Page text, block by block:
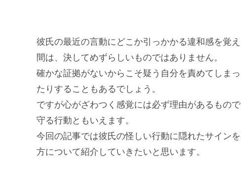
彼氏の最近の言動にどこか引っかかる違和感を覚
間は、決してめずらしいものではありません。
確かな証拠がないからこそ疑う自分を責めてしま
たりすることもあるでしょう。
ですが心がざわつく感覚には必ず理由があるもの
守る行動ともいえます。
今回の記事では彼氏の怪しい行動に隠れたサイン
方について紹介していきたいと思います。